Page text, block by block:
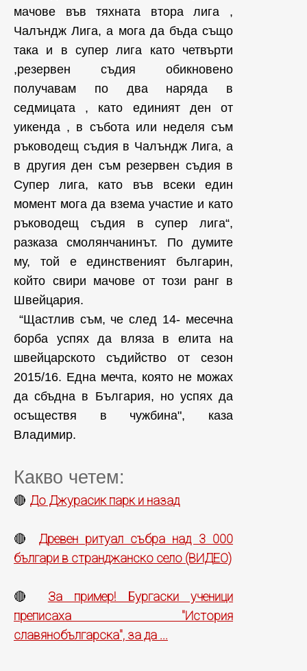
мачове във тяхната втора лига ,
Чалъндж Лига, а мога да бъда също
така и в супер лига като четвърти
,резервен съдия обикновено
получавам по два наряда в
седмицата , като единият ден от
уикенда , в събота или неделя съм
ръководещ съдия в Чалъндж Лига, а
в другия ден съм резервен съдия в
Супер лига, като във всеки един
момент мога да взема участие и като
ръководещ съдия в супер лига“,
разказа смолянчанинът. По думите
му, той е единственият българин,
който свири мачове от този ранг в
Швейцария.
“Щастлив съм, че след 14- месечна
борба успях да вляза в елита на
швейцарското съдийство от сезон
2015/16. Една мечта, която не можах
да сбъдна в България, но успях да
осъществя в чужбина", каза
Владимир.
Какво четем:
🔴 До Джурасик парк и назад
🔴 Древен ритуал събра над 3 000
българи в странджанско село (ВИДЕО)
🔴 За пример! Бургаски ученици
преписаха "История
славянобългарска", за да ...